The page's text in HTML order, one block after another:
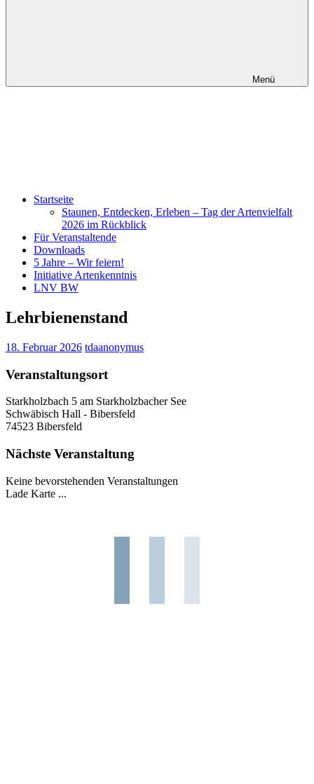
Menü
Startseite
Staunen, Entdecken, Erleben – Tag der Artenvielfalt
2026 im Rückblick
Für Veranstaltende
Downloads
5 Jahre – Wir feiern!
Initiative Artenkenntnis
LNV BW
Lehrbienenstand
18. Februar 2026 tdaanonymus
Veranstaltungsort
Starkholzbach 5 am Starkholzbacher See
Schwäbisch Hall - Bibersfeld
74523 Bibersfeld
Nächste Veranstaltung
Keine bevorstehenden Veranstaltungen
Lade Karte ...